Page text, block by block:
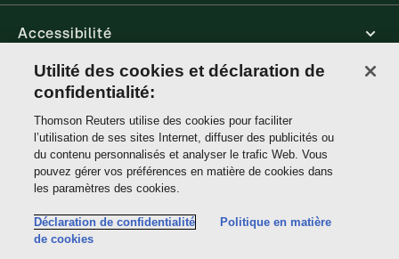
Accessibilité
Connect
Thomson
Reuters
Utilité des cookies et déclaration de
confidentialité:
Thomson Reuters utilise des cookies pour faciliter
l’utilisation de ses sites Internet, diffuser des publicités ou
du contenu personnalisés et analyser le trafic Web. Vous
pouvez gérer vos préférences en matière de cookies dans
les paramètres des cookies.
Déclaration de confidentialité
Politique en matière
de cookies